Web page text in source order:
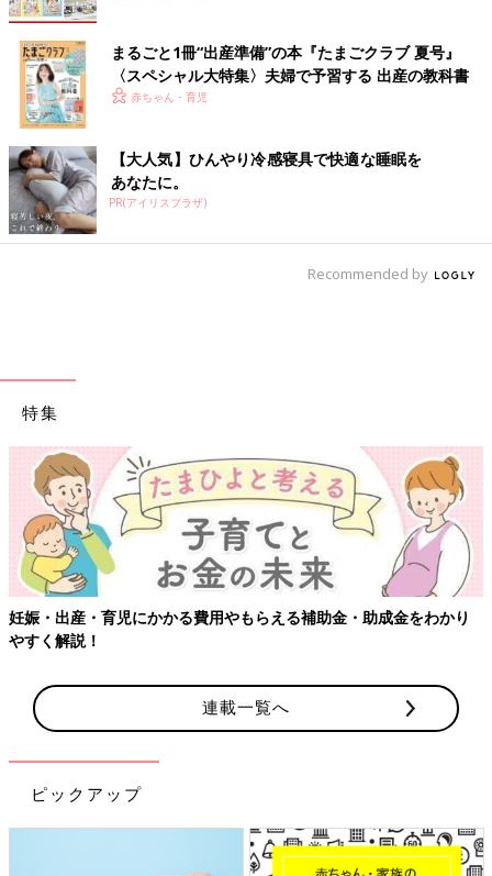
まるごと1冊“出産準備”の本『たまごクラブ 夏号』
〈スペシャル大特集〉夫婦で予習する 出産の教科書
赤ちゃん・育児
【大人気】ひんやり冷感寝具で快適な睡眠を
あなたに。
PR(アイリスプラザ)
Recommended by
特集
【ワクチン接種できるものも】妊婦の感染症対策、知っておいて！
連載一覧へ
ピックアップ